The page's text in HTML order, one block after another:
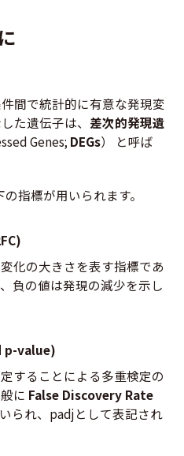
間で統計的に有意な発現変
た遺伝子は、 差次的発現遺
Genes; DEGs） と呼ば
指標が用いられます。
化の大きさを表す指標であ
負の値は発現の減少を示し
p-value)
することによる多重検定の
に False Discovery Rate
られ、padjとして表記され